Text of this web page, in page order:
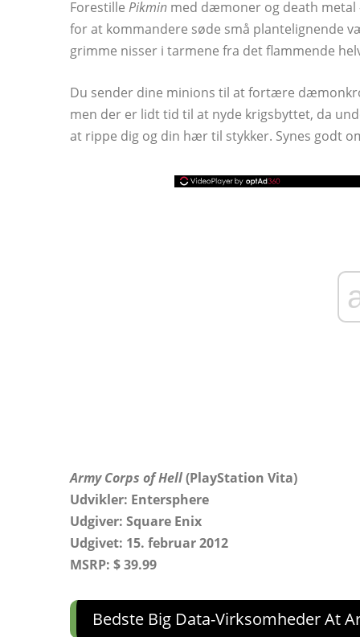
Forestille Pikmin med dæmoner og death
for at kommandere søde små plantelignende
grimme nisser i tarmene fra det flammende
Du sender dine minions til at fortære
men der er lidt tid til at nyde krigsbyttet, da
at rippe dig og din hær til stykker. Synes godt
Army Corps of Hell(PlayStation Vita)
Udvikler: Entersphere
Udgiver: Square Enix
Udgivet: 15. februar 2012
MSRP: $ 39.99
Bedste Big Data-Virksomheder At